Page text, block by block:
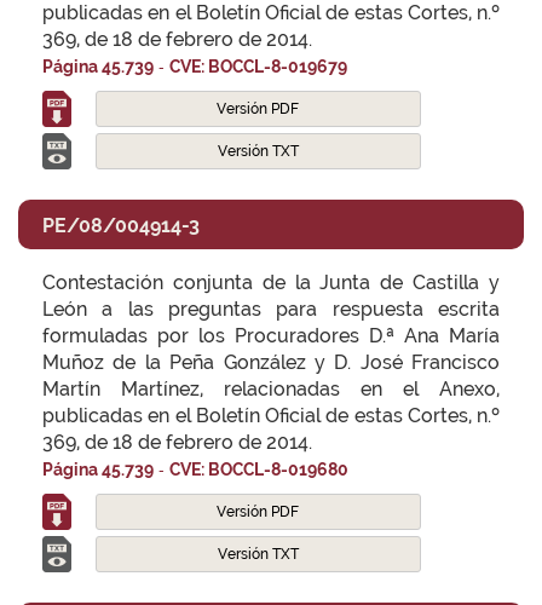
publicadas en el Boletín Oficial de estas Cortes, n.º
369, de 18 de febrero de 2014.
Página 45.739 - CVE: BOCCL-8-019679
Versión PDF
Versión TXT
PE/08/004914-3
Contestación conjunta de la Junta de Castilla y
León a las preguntas para respuesta escrita
formuladas por los Procuradores D.ª Ana María
Muñoz de la Peña González y D. José Francisco
Martín Martínez, relacionadas en el Anexo,
publicadas en el Boletín Oficial de estas Cortes, n.º
369, de 18 de febrero de 2014.
Página 45.739 - CVE: BOCCL-8-019680
Versión PDF
Versión TXT